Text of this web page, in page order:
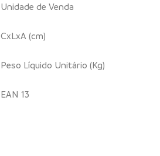
Unidade de Venda
CxLxA (cm)
Peso Líquido Unitário (Kg)
EAN 13